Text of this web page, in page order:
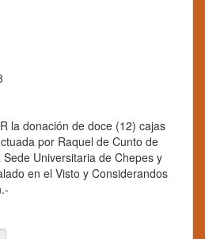
la donación de doce (12) cajas
por Raquel de Cunto de
Universitaria de Chepes y
en el Visto y Considerandos